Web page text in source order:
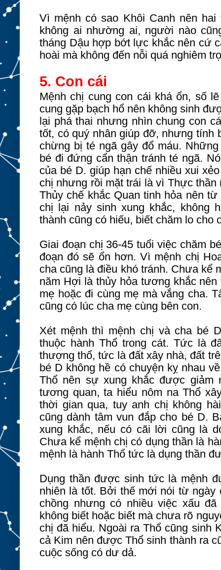
Vì mệnh có sao Khôi Canh nên
không ai nhường ai, người nào
tháng Dậu hợp bớt lực khắc nên cứ
hoài mà không đến nỗi quá nghiêm
5. Con cái
Mệnh chị cung con cái khá ổn, số
cung gặp bạch hổ nên không sinh
lại phá thai nhưng nhìn chung con
tốt, có quý nhân giúp đỡ, nhưng tính
chừng bị té ngã gây đổ máu.
bé đi đứng cẩn thận tránh té ngã.
của bé D. giúp hạn chế nhiều xui
chị nhưng rồi mặt trái là vì Thực
Thủy chế khắc Quan tinh hỏa nên
chị lại nảy sinh xung khắc, không
thành cũng có hiếu, biết chăm lo cho
Giai đoạn chị 36-45 tuổi việc chăm
đoạn đó sẽ ổn hơn. Vì mệnh chị
cha cũng là điều khó tránh. Chưa kể
năm Hợi là thủy hỏa tương khắc
mẹ hoặc đi cùng mẹ mà vắng cha.
cũng có lúc cha mẹ cùng bên con.
Xét mệnh thì mệnh chị và cha bé
thuộc hành Thổ trong cát. Tức là
thượng thổ, tức là đất xây nhà, đất
bé D không hề có chuyện kỵ nhau
Thổ nên sự xung khắc được giảm
tương quan, ta hiểu nôm na Thổ
thời gian qua, tuy anh chị không
cũng dành tâm vun đắp cho bé D.
xung khắc, nếu có cãi lời cũng là
Chưa kể mệnh chị có dụng thần là
mệnh là hành Thổ tức là dụng thần
Dụng thần được sinh tức là mệnh
nhiên là tốt. Bởi thế mới nói từ ngày
chồng nhưng có nhiều việc xấu
không biết hoặc biết mà chưa rõ
chị đã hiểu. Ngoài ra Thổ cũng sinh
cả Kim nên được Thổ sinh thành ra
cuộc sống có dư dả.